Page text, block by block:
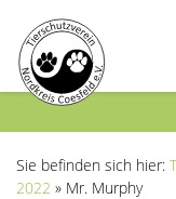
Sie befinden sich hier:
2022 » Mr. Murphy